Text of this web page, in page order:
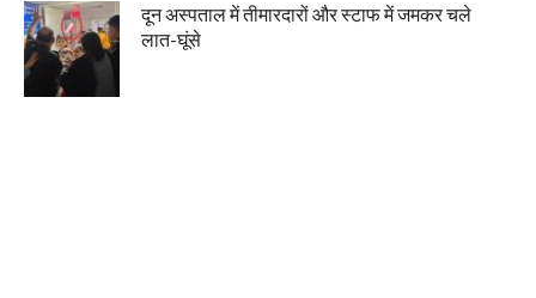
दून अस्पताल में तीमारदारों और स्टाफ में जमकर चले
लात-घूंसे